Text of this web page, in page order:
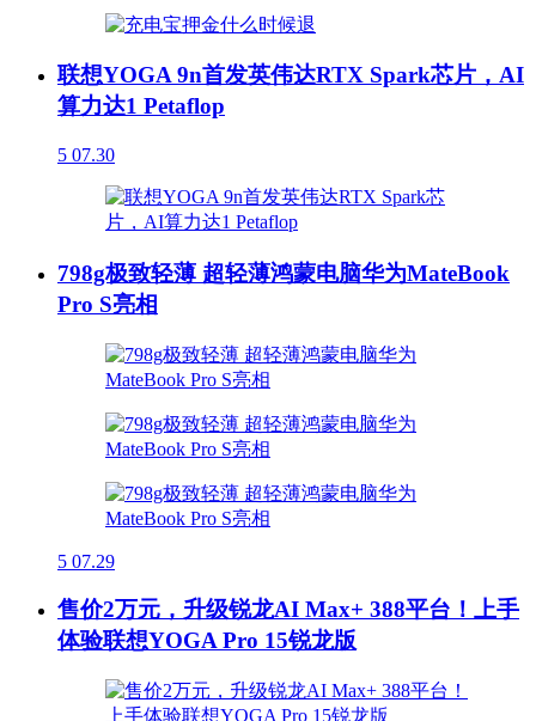
联想YOGA 9n首发英伟达RTX Spark芯片，AI
算力达1 Petaflop
5 07.30
798g极致轻薄 超轻薄鸿蒙电脑华为MateBook
Pro S亮相
5 07.29
售价2万元，升级锐龙AI Max+ 388平台！上手
体验联想YOGA Pro 15锐龙版